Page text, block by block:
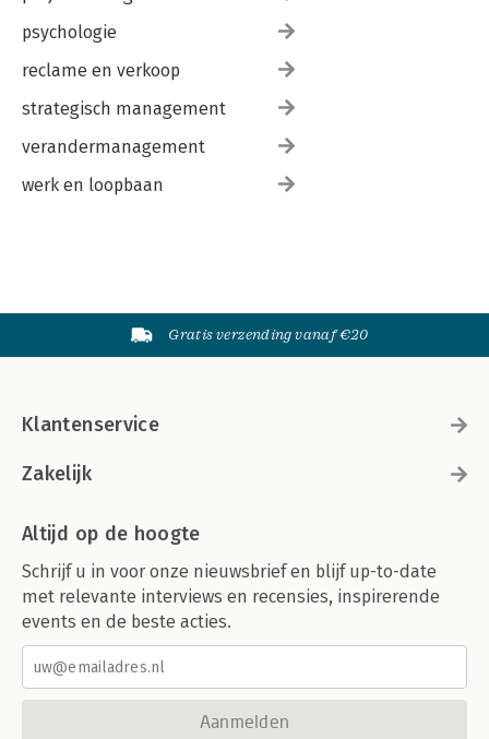
psychologie
reclame en verkoop
strategisch management
verandermanagement
werk en loopbaan
Gratis verzending vanaf €20
Klantenservice
Zakelijk
Altijd op de hoogte
Schrijf u in voor onze nieuwsbrief en blijf up-to-date
met relevante interviews en recensies, inspirerende
events en de beste acties.
Aanmelden